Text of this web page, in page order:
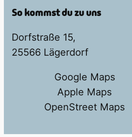
So kommst du zu uns
Dorfstraße 15,
25566 Lägerdorf
Google Maps
Apple Maps
OpenStreet Maps